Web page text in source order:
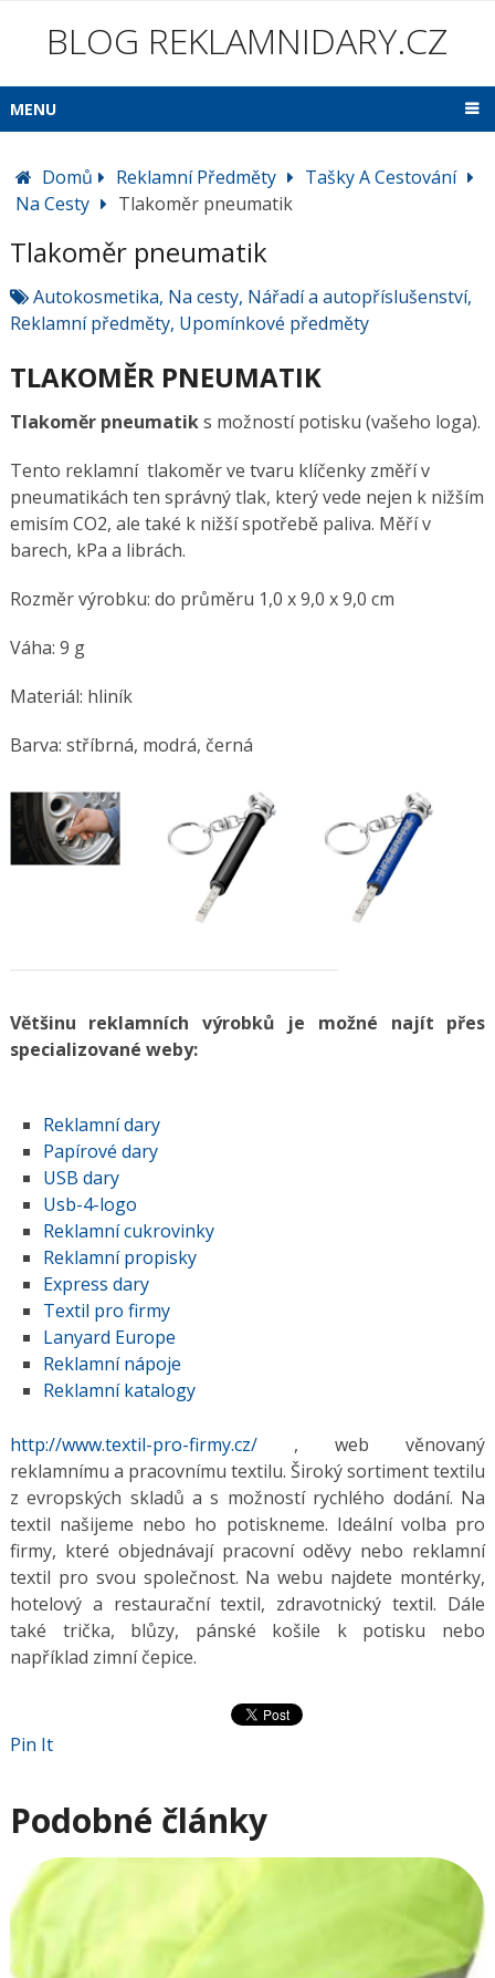
BLOG REKLAMNIDARY.CZ
MENU
Domů Reklamní Předměty
Tašky A Cestování
Na Cesty
Tlakoměr pneumatik
Tlakoměr pneumatik
Autokosmetika, Na cesty, Nářadí a autopříslušenství,
Reklamní předměty, Upomínkové předměty
TLAKOMĚR PNEUMATIK
Tlakoměr pneumatiks možností potisku (vašeho loga).
Tento reklamní tlakoměr ve tvaru klíčenky změří v
pneumatikách ten správný tlak, který vede nejen k nižším
emisím CO2, ale také k nižší spotřebě paliva. Měří v
barech, kPa a librách.
Rozměr výrobku: do průměru 1,0 x 9,0 x 9,0 cm
Váha: 9 g
Materiál: hliník
Barva: stříbrná, modrá, černá
Většinu reklamních výrobků je možné najít přes
specializované weby:
Reklamní dary
Papírové dary
USB dary
Usb-4-logo
Reklamní cukrovinky
Reklamní propisky
Express dary
Textil pro firmy
Lanyard Europe
Reklamní nápoje
Reklamní katalogy
http://www.textil-pro-firmy.cz/, web věnovaný
reklamnímu a pracovnímu textilu. Široký sortiment textilu
z evropských skladů a s možností rychlého dodání. Na
textil našijeme nebo ho potiskneme. Ideální volba pro
firmy, které objednávají pracovní oděvy nebo reklamní
textil pro svou společnost. Na webu najdete montérky,
hotelový a restaurační textil, zdravotnický textil. Dále
také trička, blůzy, pánské košile k potisku nebo
například zimní čepice.
Pin It
Podobné články